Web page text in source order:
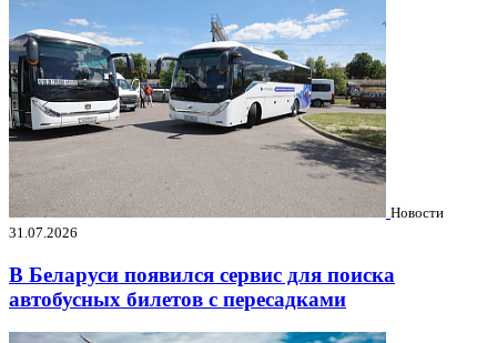
Новости
31.07.2026
В Беларуси появился сервис для поиска
автобусных билетов с пересадками